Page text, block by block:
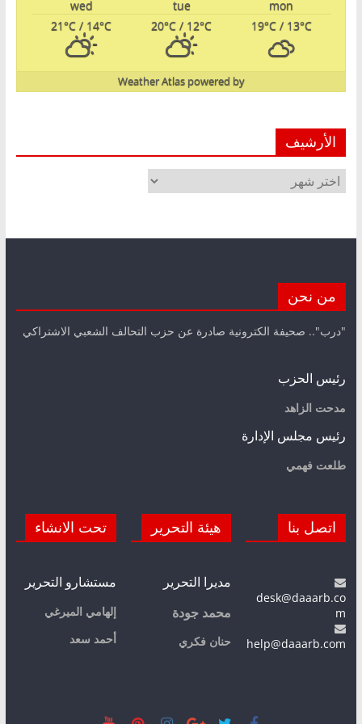
mon
tue
wed
19°C/ 13°C
20°C / 12°C
21°C / 14°C
powered by
Weather Atlas
الأرشيف
الأرشيف
من نحن
"درب".. صحيفة الكترونية صادرة عن حزب التحالف الشعبي الاشتراكي
رئيس الحزب
مدحت الزاهد
رئيس مجلس الإدارة
طلعت فهمي
اتصل بنا
desk@daaarb.co
m
help@daaarb.com
هيئة التحرير
مديرا التحرير
محمد جودة
حنان فكري
تحت الانشاء
مستشارو التحرير
إلهامي الميرغي
أحمد سعد